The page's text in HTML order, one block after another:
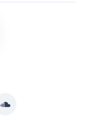
Soundcloud